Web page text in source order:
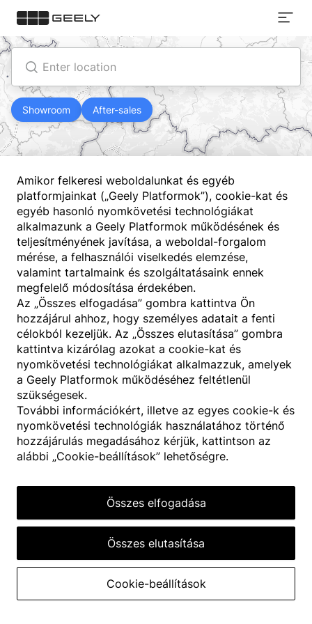
keresése
Enter location
Showroom After-sales
Location
Opening Times
Contact Us
Get directions
Amikor felkeresi weboldalunkat és egyéb
platformjainkat („Geely Platformok”), cookie-kat és
egyéb hasonló nyomkövetési technológiákat
alkalmazunk a Geely Platformok működésének és
teljesítményének javítása, a weboldal-forgalom
mérése, a felhasználói viselkedés elemzése,
valamint tartalmaink és szolgáltatásaink ennek
megfelelő módosítása érdekében.
Az „Összes elfogadása” gombra kattintva Ön
hozzájárul ahhoz, hogy személyes adatait a fenti
célokból kezeljük. Az „Összes elutasítása” gombra
kattintva kizárólag azokat a cookie-kat és
nyomkövetési technológiákat alkalmazzuk, amelyek
a Geely Platformok működéséhez feltétlenül
szükségesek.
További információkért, illetve az egyes cookie-k és
nyomkövetési technológiák használatához történő
hozzájárulás megadásához kérjük, kattintson az
alábbi „Cookie-beállítások” lehetőségre.
Összes elfogadása
Összes elutasítása
Cookie-beállítások